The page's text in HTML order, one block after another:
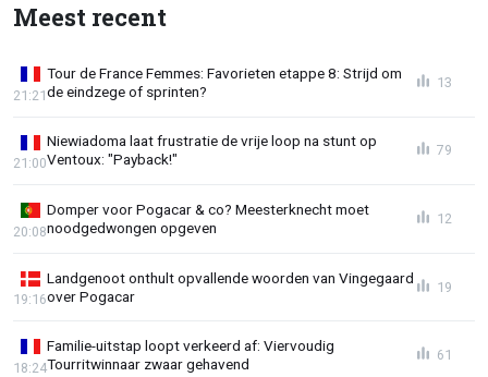
Meest recent
Tour de France Femmes: Favorieten etappe 8: Strijd om
de eindzege of sprinten?
21:21
13
Niewiadoma laat frustratie de vrije loop na stunt op
Ventoux: "Payback!"
21:00
79
Domper voor Pogacar & co? Meesterknecht moet
noodgedwongen opgeven
20:08
12
Landgenoot onthult opvallende woorden van Vingegaard
over Pogacar
19:16
19
Familie-uitstap loopt verkeerd af: Viervoudig
Tourritwinnaar zwaar gehavend
18:24
61